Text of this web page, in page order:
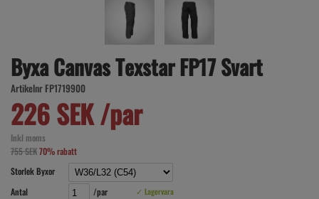
Byxa Canvas Texstar FP17 Svart
Artikelnr FP1719900
226 SEK /par
Inkl moms
755 SEK70% rabatt
Storlek Byxor
Antal
/par ✓ Lagervara